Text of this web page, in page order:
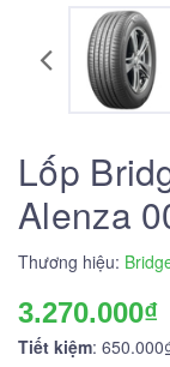
Lốp
Alenza
Thương hiệu:
3.270.000₫
Tiết kiệm: